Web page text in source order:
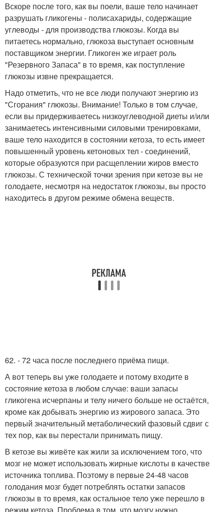
Вскоре после того, как вы поели, ваше тело начинает
разрушать гликогены - полисахариды, содержащие
углеводы - для производства глюкозы. Когда вы
питаетесь нормально, глюкоза выступает основным
поставщиком энергии. Гликоген же играет роль
"Резервного Запаса" в то время, как поступление
глюкозы извне прекращается.
Надо отметить, что не все люди получают энергию из
"Сгорания" глюкозы. Внимание! Только в том случае,
если вы придерживаетесь низкоуглеводной диеты и/или
занимаетесь интенсивными силовыми тренировками,
ваше тело находится в состоянии кетоза, то есть имеет
повышенный уровень кетоновых тел - соединений,
которые образуются при расщеплении жиров вместо
глюкозы. С технической точки зрения при кетозе вы не
голодаете, несмотря на недостаток глюкозы, вы просто
находитесь в другом режиме обмена веществ.
62. - 72 часа после последнего приёма пищи.
А вот теперь вы уже голодаете и потому входите в
состояние кетоза в любом случае: ваши запасы
гликогена исчерпаны и телу ничего больше не остаётся,
кроме как добывать энергию из жирового запаса. Это
первый значительный метаболический фазовый сдвиг с
тех пор, как вы перестали принимать пищу.
В кетозе вы живёте как жили за исключением того, что
мозг не может использовать жирные кислоты в качестве
источника топлива. Поэтому в первые 24-48 часов
голодания мозг будет потреблять остатки запасов
глюкозы в то время, как остальное тело уже перешло в